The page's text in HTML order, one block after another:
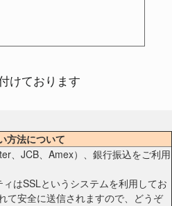
けております
方法について
、JCB、Amex）、銀行振込をご利用
はSSLというシステムを利用してお
て安全に送信されますので、どうぞ